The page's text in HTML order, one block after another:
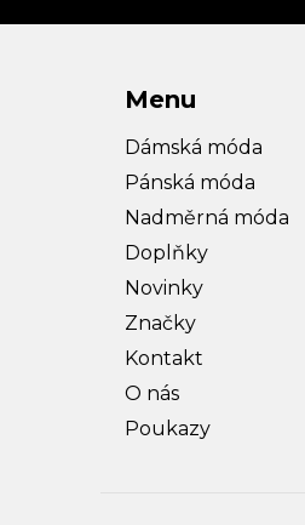
Menu
Dámská móda
Pánská móda
Nadměrná móda
Doplňky
Novinky
Značky
Kontakt
O nás
Poukazy